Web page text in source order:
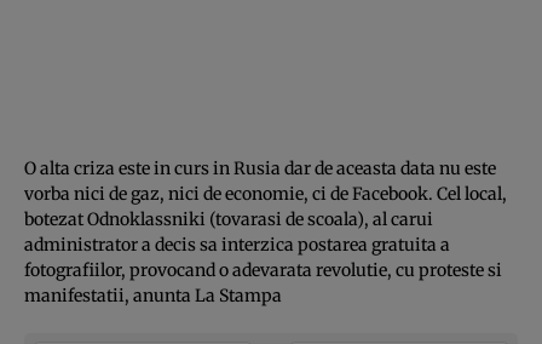
O alta criza este in curs in Rusia dar de aceasta data nu este
vorba nici de gaz, nici de economie, ci de Facebook. Cel local,
botezat Odnoklassniki (tovarasi de scoala), al carui
administrator a decis sa interzica postarea gratuita a
fotografiilor, provocand o adevarata revolutie, cu proteste si
manifestatii, anunta La Stampa